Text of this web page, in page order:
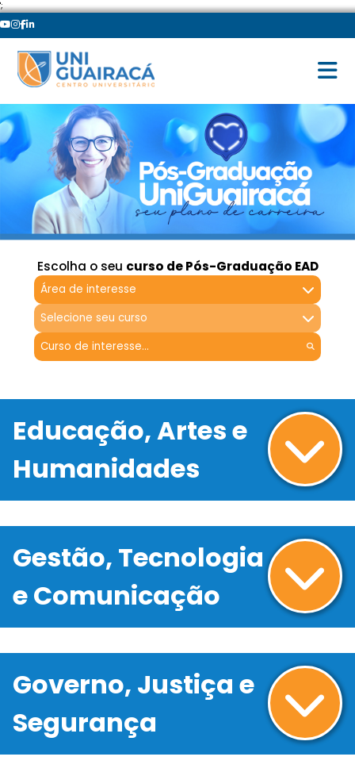
';
Escolha o seu curso de Pós-Graduação EAD
Área de interesse
Selecione seu curso
Educação, Artes e
Humanidades
Gestão, Tecnologia
e Comunicação
Governo, Justiça e
Segurança